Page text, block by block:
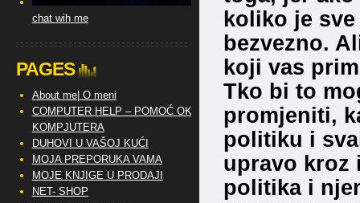
koliko je
bezvezno.
koji vas
Tko bi to
promjeniti,
politiku i
upravo
politika i
chat wih me
PAGES
About me| O meni
COMPUTER HELP – POMOĆ OKO
KOMPJUTERA
DUHOVI U VAŠOJ KUĆI
MOJA PREPORUKA VAMA
MOJE KNJIGE U PRODAJI
NET- SHOP